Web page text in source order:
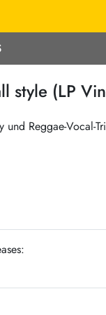
/ R´n´R
Electronic
style (LP
und Reggae-Vocal-